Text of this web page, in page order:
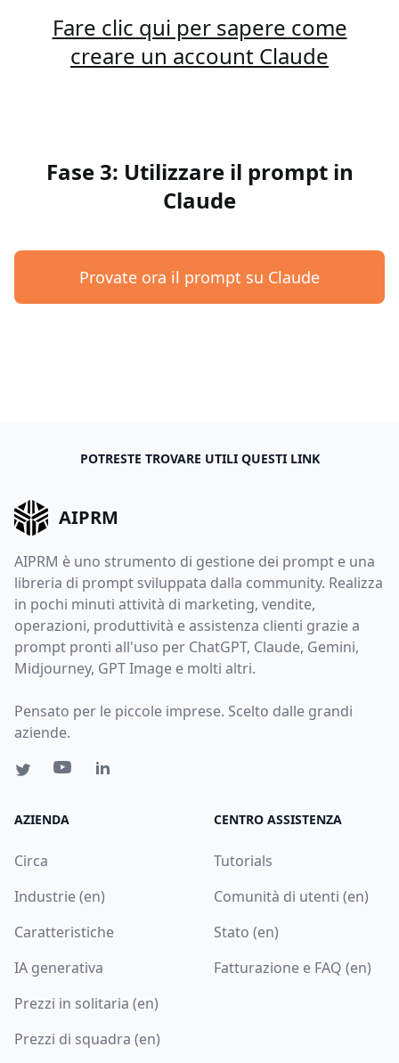
Fare clic qui per sapere come
creare un account Claude
Fase 3: Utilizzare il prompt in
Claude
Provate ora il prompt su Claude
POTRESTE TROVARE UTILI QUESTI LINK
AIPRM
AIPRM è uno strumento di gestione dei prompt e una
libreria di prompt sviluppata dalla community. Realizza
in pochi minuti attività di marketing, vendite,
operazioni, produttività e assistenza clienti grazie a
prompt pronti all'uso per ChatGPT, Claude, Gemini,
Midjourney, GPT Image e molti altri.
Pensato per le piccole imprese. Scelto dalle grandi
aziende.
AZIENDA
Circa
Industrie (en)
Caratteristiche
IA generativa
Prezzi in solitaria (en)
Prezzi di squadra (en)
CENTRO ASSISTENZA
Tutorials
Comunità di utenti (en)
Stato (en)
Fatturazione e FAQ (en)